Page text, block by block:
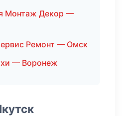
Монтаж Декор —
Ремонт — Омск
— Воронеж